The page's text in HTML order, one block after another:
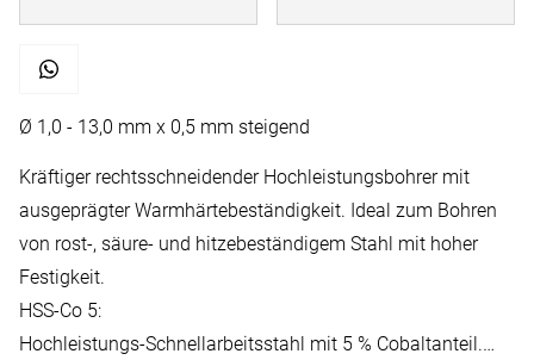
Ø 1,0 - 13,0 mm x 0,5 mm steigend
Kräftiger rechtsschneidender Hochleistungsbohrer mit
ausgeprägter Warmhärtebeständigkeit. Ideal zum Bohren
von rost-, säure- und hitzebeständigem Stahl mit hoher
Festigkeit.
HSS-Co 5:
Hochleistungs-Schnellarbeitsstahl mit 5 % Cobaltanteil.